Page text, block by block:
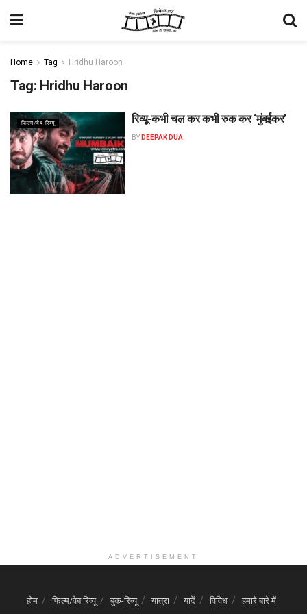
Home Tag Hridhu Haroon
Tag: Hridhu Haroon
फिल्म/वेब रिव्यू रिव्यू-कभी चल कर कभी रुक कर ‘मुंबईकर’
BY DEEPAK DUA
ADVERTISEMENT
होम फिल्म/वेब रिव्यू बुक-रिव्यू यात्रा यादें विविध हमारे बारे में